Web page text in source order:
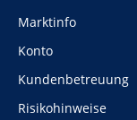
Navigation
Marktinfo
Konto
Kundenbetreuung
Risikohinweise